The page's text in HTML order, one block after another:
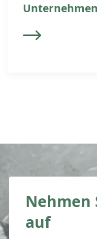
Nehmen
auf